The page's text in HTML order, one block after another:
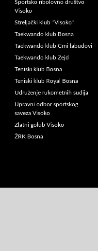
Sportsko ribolovno društvo
Visoko
Streljački klub ˝Visoko˝
Taekwando klub Bosna
Taekwando klub Crni labudovi
Taekwando klub Zejd
Teniski klub Bosna
Teniski klub Royal Bosna
Udruženje rukometnih sudija
Upravni odbor sportskog
saveza Visoko
Zlatni golub Visoko
ŽRK Bosna